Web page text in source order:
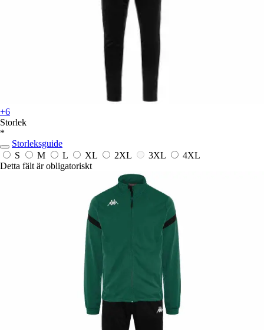
+6
Storlek
*
Storleksguide
S
M L XL 2XL 3XL
4XL
Detta fält är obligatoriskt